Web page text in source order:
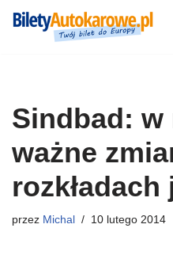
Sindbad: w
ważne
rozkładach
przez Michal 10 lutego 2014